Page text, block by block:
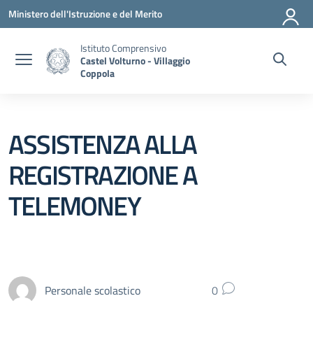
Vai ai contenuti
Vai al menu di navigazione
Vai al footer
Ministero dell'Istruzione e del Merito
Istituto Comprensivo
Castel Volturno - Villaggio
Coppola
ASSISTENZA ALLA
REGISTRAZIONE A
TELEMONEY
Personale scolastico 0